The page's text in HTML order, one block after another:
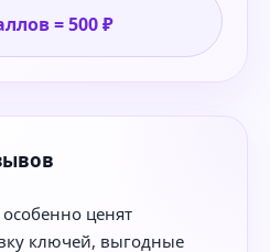
= 500 ₽
ценят
ключей, выгодные